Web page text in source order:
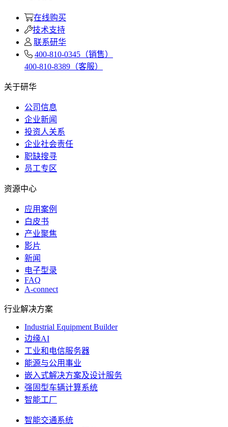
在线购买
技术支持
联系研华
400-810-0345（销售）
400-810-8389（客服）
关于研华
公司信息
企业新闻
投资人关系
企业社会责任
职缺搜寻
员工专区
资源中心
应用案例
白皮书
产业聚焦
影片
新闻
电子型录
FAQ
A-connect
行业解决方案
Industrial Equipment Builder
边缘AI
工业和电信服务器
能源与公用事业
嵌入式解决方案及设计服务
强固型车辆计算系统
智能工厂
智能交通系统